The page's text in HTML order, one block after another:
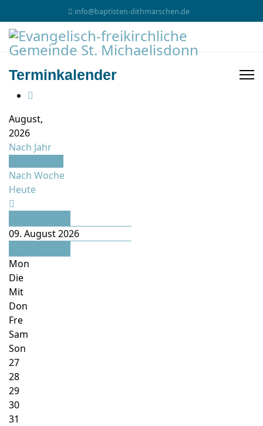
info@baptisten-dithmarschen.de
Terminkalender
August,
2026
Nach Jahr
Nach Woche
Heute
09. August 2026
Mon
Die
Mit
Don
Fre
Sam
Son
27
28
29
30
31